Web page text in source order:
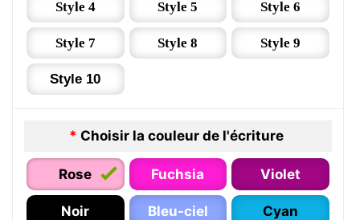
Style 4 Style 5 Style 6
Style 7 Style 8 Style 9
Style 10
* Choisir la couleur de l'écriture
Rose Fuchsia Violet
Noir Bleu-ciel Cyan